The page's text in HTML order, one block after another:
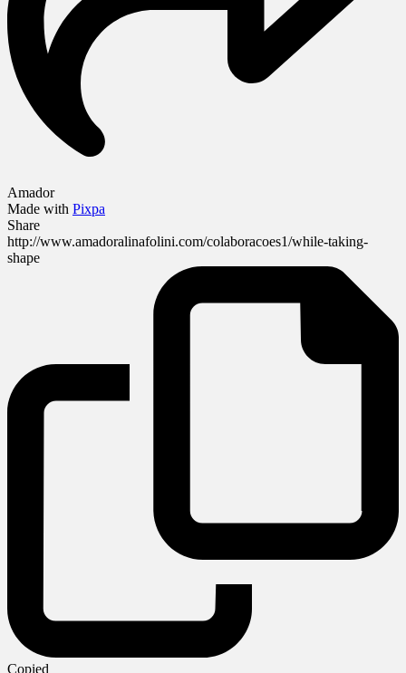
Amador
Made with Pixpa
Share
http://www.amadoralinafolini.com/colaboracoes1/while-taking-
shape
Copied